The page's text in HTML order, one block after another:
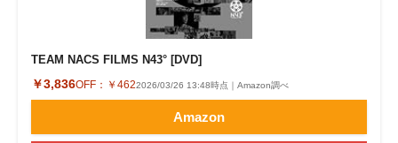
TEAM NACS FILMS N43° [DVD]
￥3,836OFF： ￥4622026/03/26 13:48時点｜Amazon調べ
Amazon